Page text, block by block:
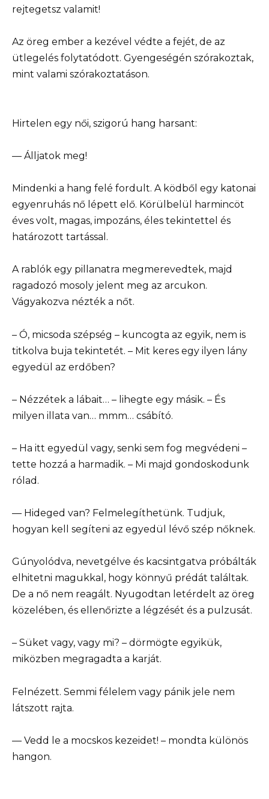
rejtegetsz valamit!
Az öreg ember a kezével védte a fejét, de az
ütlegelés folytatódott. Gyengeségén szórakoztak,
mint valami szórakoztatáson.
Hirtelen egy női, szigorú hang harsant:
— Álljatok meg!
Mindenki a hang felé fordult. A ködből egy katonai
egyenruhás nő lépett elő. Körülbelül harmincöt
éves volt, magas, impozáns, éles tekintettel és
határozott tartással.
A rablók egy pillanatra megmerevedtek, majd
ragadozó mosoly jelent meg az arcukon.
Vágyakozva nézték a nőt.
– Ó, micsoda szépség – kuncogta az egyik, nem is
titkolva buja tekintetét. – Mit keres egy ilyen lány
egyedül az erdőben?
– Nézzétek a lábait… – lihegte egy másik. – És
milyen illata van… mmm… csábító.
– Ha itt egyedül vagy, senki sem fog megvédeni –
tette hozzá a harmadik. – Mi majd gondoskodunk
rólad.
— Hideged van? Felmelegíthetünk. Tudjuk,
hogyan kell segíteni az egyedül lévő szép nőknek.
Gúnyolódva, nevetgélve és kacsintgatva próbálták
elhitetni magukkal, hogy könnyű prédát találtak.
De a nő nem reagált. Nyugodtan letérdelt az öreg
közelében, és ellenőrizte a légzését és a pulzusát.
– Süket vagy, vagy mi? – dörmögte egyikük,
miközben megragadta a karját.
Felnézett. Semmi félelem vagy pánik jele nem
látszott rajta.
— Vedd le a mocskos kezeidet! – mondta különös
hangon.